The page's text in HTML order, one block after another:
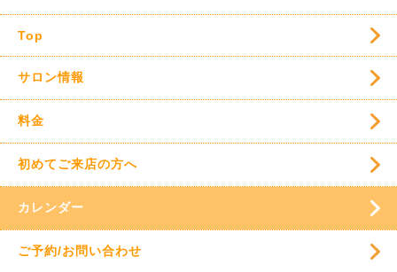
Top
サロン情報
料金
初めてご来店の方へ
カレンダー
ご予約/お問い合わせ